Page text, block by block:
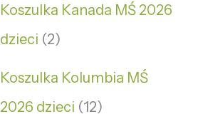
Koszulka Kanada MŚ 2026
dzieci 2
Koszulka Kolumbia MŚ
2026 dzieci 12